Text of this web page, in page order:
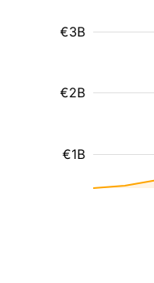
€1B
€2B
€3B